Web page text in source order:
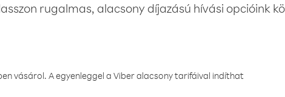
rugalmas, alacsony díjazású hívási opcióink
vásárol. A egyenleggel a Viber alacsony tarifáival indíthat